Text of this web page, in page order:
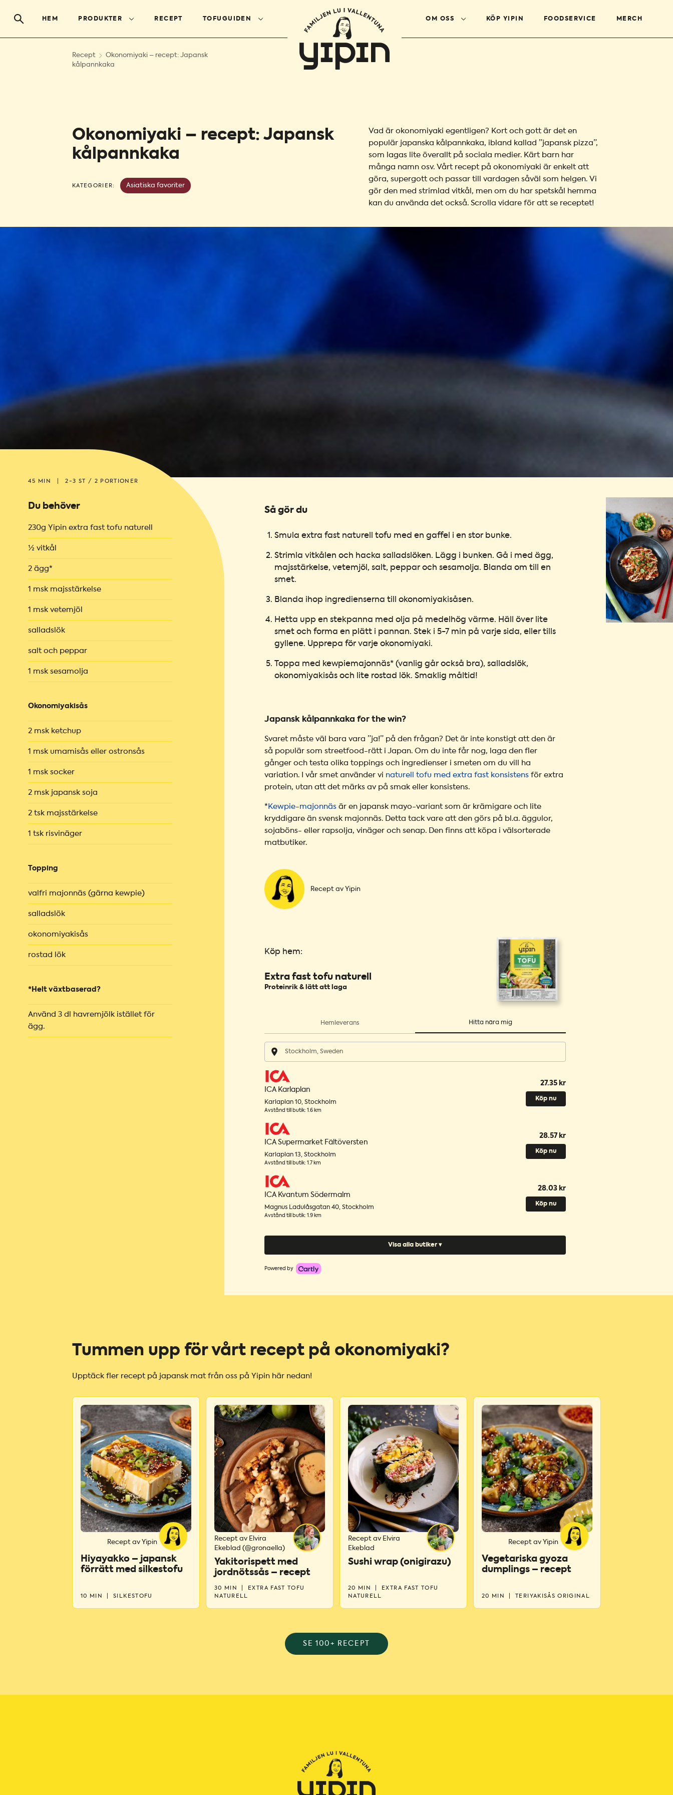
HEM PRODUKTER RECEPT TOFUGUIDEN OM OSS KÖP YIPIN FOODSERVICE MERCH
Recept
Okonomiyaki – recept: Japansk
kålpannkaka
Okonomiyaki – recept: Japansk
kålpannkaka
KATEGORIER: Asiatiska favoriter
Vad är okonomiyaki egentligen? Kort och gott är det en
populär japanska kålpannkaka, ibland kallad ”japansk pizza”,
som lagas lite överallt på sociala medier. Kärt barn har
många namn osv. Vårt recept på okonomiyaki är enkelt att
göra, supergott och passar till vardagen såväl som helgen. Vi
gör den med strimlad vitkål, men om du har spetskål hemma
kan du använda det också. Scrolla vidare för att se receptet!
45 MIN 2-3 ST / 2 PORTIONER
Du behöver
230g Yipin extra fast tofu naturell
½ vitkål
2 ägg*
1 msk majsstärkelse
1 msk vetemjöl
salladslök
salt och peppar
1 msk sesamolja
Okonomiyakisås
2 msk ketchup
1 msk umamisås eller ostronsås
1 msk socker
2 msk japansk soja
2 tsk majsstärkelse
1 tsk risvinäger
Topping
valfri majonnäs (gärna kewpie)
salladslök
okonomiyakisås
rostad lök
*Helt växtbaserad?
Använd 3 dl havremjölk istället för
ägg.
Så gör du
Smula extra fast naturell tofu med en gaffel i en stor bunke.
Strimla vitkålen och hacka salladslöken. Lägg i bunken. Gå i med ägg,
majsstärkelse, vetemjöl, salt, peppar och sesamolja. Blanda om till en
smet.
Blanda ihop ingredienserna till okonomiyakisåsen.
Hetta upp en stekpanna med olja på medelhög värme. Häll över lite
smet och forma en plätt i pannan. Stek i 5-7 min på varje sida, eller tills
gyllene. Upprepa för varje okonomiyaki.
Toppa med kewpiemajonnäs* (vanlig går också bra), salladslök,
okonomiyakisås och lite rostad lök. Smaklig måltid!
Japansk kålpannkaka for the win?
Svaret måste väl bara vara ”ja!” på den frågan? Det är inte konstigt att den är
så populär som streetfood-rätt i Japan. Om du inte får nog, laga den fler
gånger och testa olika toppings och ingredienser i smeten om du vill ha
variation. I vår smet använder vi naturell tofu med extra fast konsistens för extra
protein, utan att det märks av på smak eller konsistens.
* Kewpie-majonnäs är en japansk mayo-variant som är krämigare och lite
kryddigare än svensk majonnäs. Detta tack vare att den görs på bl.a. äggulor,
sojaböns- eller rapsolja, vinäger och senap. Den finns att köpa i välsorterade
matbutiker.
Recept av Yipin
Köp hem:
Extra fast tofu naturell
Proteinrik & lätt att laga
Hemleverans Hitta nära mig
ICA Karlaplan
Karlaplan 10, Stockholm
Avstånd till butik: 1.6 km
27.35 kr
Köp nu
ICA Supermarket Fältöversten
Karlaplan 13, Stockholm
Avstånd till butik: 1.7 km
28.57 kr
Köp nu
ICA Kvantum Södermalm
Magnus Ladulåsgatan 40, Stockholm
Avstånd till butik: 1.9 km
28.03 kr
Köp nu
Visa alla butiker ▾
Powered by
Tummen upp för vårt recept på okonomiyaki?
Upptäck fler recept på japansk mat från oss på Yipin här nedan!
Recept av Yipin
Hiyayakko – japansk
förrätt med silkestofu
10 MIN SILKESTOFU
Recept av Elvira
Ekeblad (@gronaella)
Yakitorispett med
jordnötssås – recept
30 MIN
EXTRA FAST TOFU
NATURELL
Recept av Elvira
Ekeblad
Sushi wrap (onigirazu)
20 MIN
EXTRA FAST TOFU
NATURELL
Recept av Yipin
Vegetariska gyoza
dumplings – recept
20 MIN TERIYAKISÅS ORIGINAL
SE 100+ RECEPT